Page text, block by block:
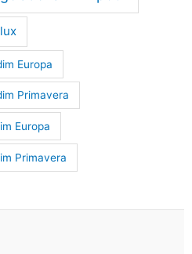
Europa
Primavera
Europa
Primavera